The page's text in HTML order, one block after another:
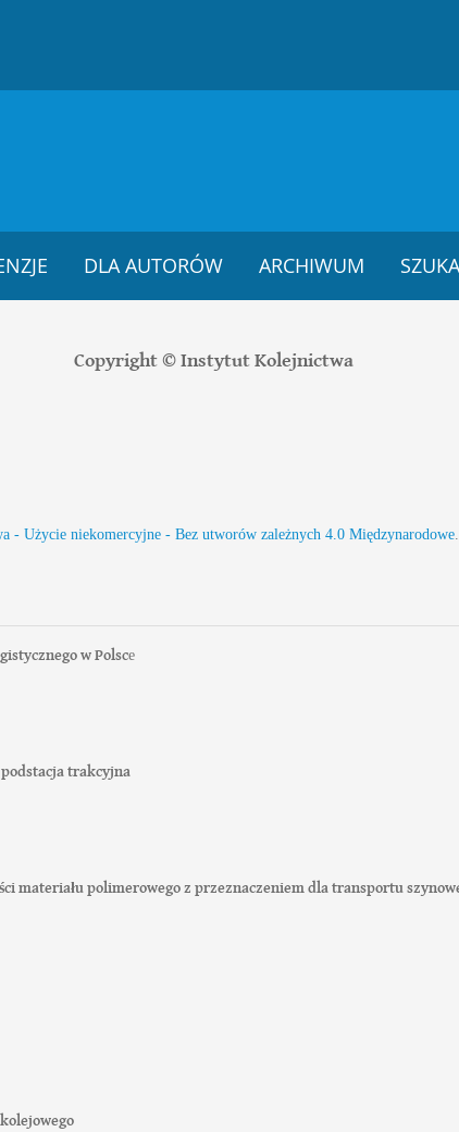
DLA AUTORÓW ARCHIWUM
Copyright © Instytut Kolejnictwa
- Użycie niekomercyjne - Bez utworów zależnych 4.0 Międzynarodowe.
w Polsce
trakcyjna
materiału polimerowego z przeznaczeniem dla transportu